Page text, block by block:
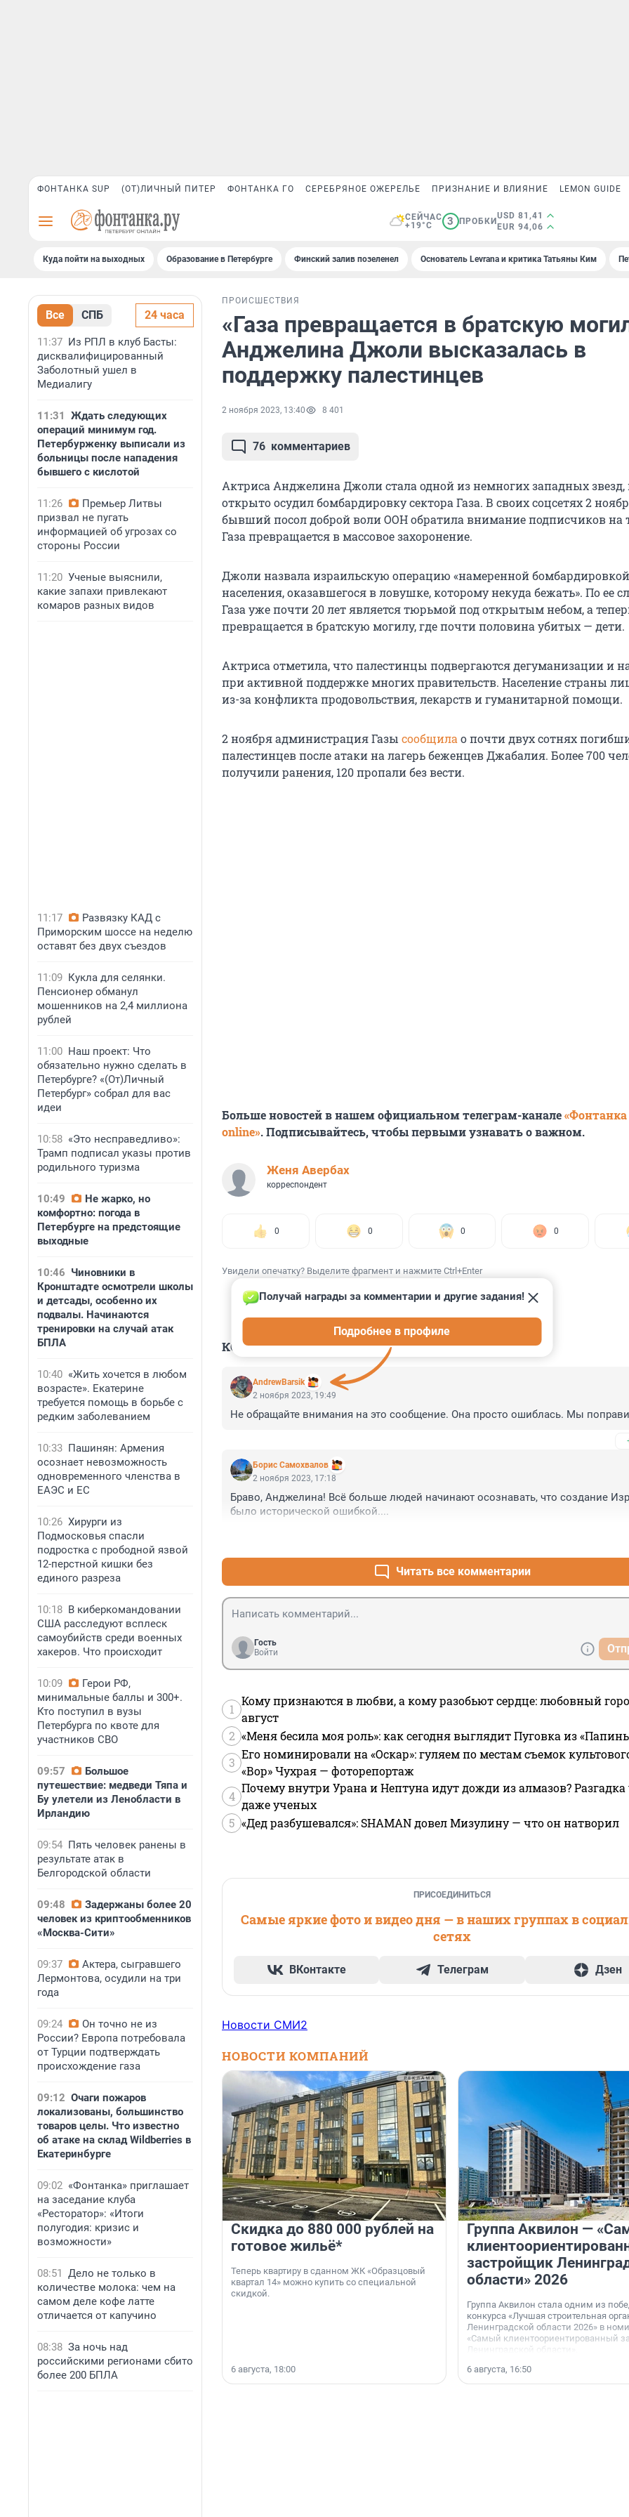
ФОНТАНКА SUP (ОТ)ЛИЧНЫЙ ПИТЕР ФОНТАНКА ГО СЕРЕБРЯНОЕ ОЖЕРЕЛЬЕ ПРИЗНАНИЕ И ВЛИЯНИЕ LEMON GUIDE
СЕЙЧАС
+19°C
3 ПРОБКИ
USD 81,41
EUR 94,06
Куда пойти на выходных Образование в Петербурге Финский залив позеленел Основатель Levrana и критика Татьяны Ким
Все СПБ 24 часа
11:37 Из РПЛ в клуб Басты:
дисквалифицированный
Заболотный ушел в
Медиалигу
11:31
Ждать следующих
операций минимум год.
Петербурженку выписали из
больницы после нападения
бывшего с кислотой
11:26
Премьер Литвы
призвал не пугать
информацией об угрозах со
стороны России
11:20 Ученые выяснили,
какие запахи привлекают
комаров разных видов
11:17
Развязку КАД с
Приморским шоссе на неделю
оставят без двух съездов
11:09 Кукла для селянки.
Пенсионер обманул
мошенников на 2,4 миллиона
рублей
11:00 Наш проект: Что
обязательно нужно сделать в
Петербурге? «(От)Личный
Петербург» собрал для вас
идеи
10:58 «Это несправедливо»:
Трамп подписал указы против
родильного туризма
10:49
Не жарко, но
комфортно: погода в
Петербурге на предстоящие
выходные
10:46 Чиновники в
Кронштадте осмотрели школы
и детсады, особенно их
подвалы. Начинаются
тренировки на случай атак
БПЛА
10:40 «Жить хочется в любом
возрасте». Екатерине
требуется помощь в борьбе с
редким заболеванием
10:33 Пашинян: Армения
осознает невозможность
одновременного членства в
ЕАЭС и ЕС
10:26 Хирурги из
Подмосковья спасли
подростка с прободной язвой
12-перстной кишки без
единого разреза
10:18 В киберкомандовании
США расследуют всплеск
самоубийств среди военных
хакеров. Что происходит
10:09
Герои РФ,
минимальные баллы и 300+.
Кто поступил в вузы
Петербурга по квоте для
участников СВО
09:57
Большое
путешествие: медведи Тяпа и
Бу улетели из Ленобласти в
Ирландию
09:54 Пять человек ранены в
результате атак в
Белгородской области
09:48
Задержаны более 20
человек из криптообменников
«Москва-Сити»
09:37
Актера, сыгравшего
Лермонтова, осудили на три
года
09:24
Он точно не из
России? Европа потребовала
от Турции подтверждать
происхождение газа
09:12 Очаги пожаров
локализованы, большинство
товаров целы. Что известно
об атаке на склад Wildberries в
Екатеринбурге
09:02 «Фонтанка» приглашает
на заседание клуба
«Ресторатор»: «Итоги
полугодия: кризис и
возможности»
08:51 Дело не только в
количестве молока: чем на
самом деле кофе латте
отличается от капучино
08:38 За ночь над
российскими регионами сбито
более 200 БПЛА
ПРОИСШЕСТВИЯ
«Газа превращается в братскую
Анджелина Джоли высказалась в
поддержку палестинцев
2 ноября 2023, 13:40 8 401
76 комментариев
Актриса Анджелина Джоли стала одной из немногих западных звезд,
открыто осудил бомбардировку сектора Газа. В своих соцсетях 2
бывший посол доброй воли ООН обратила внимание подписчиков на
Газа превращается в массовое захоронение.
Джоли назвала израильскую операцию «намеренной бомбардировкой
населения, оказавшегося в ловушке, которому некуда бежать». По ее
Газа уже почти 20 лет является тюрьмой под открытым небом, а
превращается в братскую могилу, где почти половина убитых — дети.
Актриса отметила, что палестинцы подвергаются дегуманизации и
при активной поддержке многих правительств. Население страны
из-за конфликта продовольствия, лекарств и гуманитарной помощи.
2 ноября администрация Газы сообщила о почти двух сотнях
палестинцев после атаки на лагерь беженцев Джабалия. Более 700
получили ранения, 120 пропали без вести.
Больше новостей в нашем официальном телеграм-канале«Фонтанка
online». Подписывайтесь, чтобы первыми узнавать о важном.
Женя Авербах
корреспондент
0 0 0 0
Увидели опечатку? Выделите фрагмент и нажмите Ctrl+Enter
КОММЕНТАРИИ 76
AndrewBarsik
Получай награды за комментарии и другие задания!
Подробнее в профиле
2 ноября 2023, 19:49
Не обращайте внимания на это сообщение. Она просто ошиблась. Мы
Борис Самохвалов
2 ноября 2023, 17:18
Браво, Анджелина! Всё больше людей начинают осознавать, что создание
было исторической ошибкой....
Читать все комментарии
Гость
Войти
1
Кому признаются в любви, а кому разобьют сердце: любовный
август
2 «Меня бесила моя роль»: как сегодня выглядит Пуговка из
3
Его номинировали на «Оскар»: гуляем по местам съемок
«Вор» Чухрая — фоторепортаж
4
Почему внутри Урана и Нептуна идут дожди из алмазов?
даже ученых
5 «Дед разбушевался»: SHAMAN довел Мизулину — что он натворил
ПРИСОЕДИНИТЬСЯ
Самые яркие фото и видео дня — в наших группах в
сетях
ВКонтакте Телеграм Дзен
Новости СМИ2
НОВОСТИ КОМПАНИЙ
Скидка до 880 000 рублей на
готовое жильё*
Теперь квартиру в сданном ЖК «Образцовый
квартал 14» можно купить со специальной
скидкой.
6 августа, 18:00
Группа Аквилон —
застройщик
области» 2026
Группа Аквилон стала одним из
конкурса «Лучшая строительная
Ленинградской области 2026» в
«Самый клиентоориентированный
Ленинградской области».
6 августа, 16:50